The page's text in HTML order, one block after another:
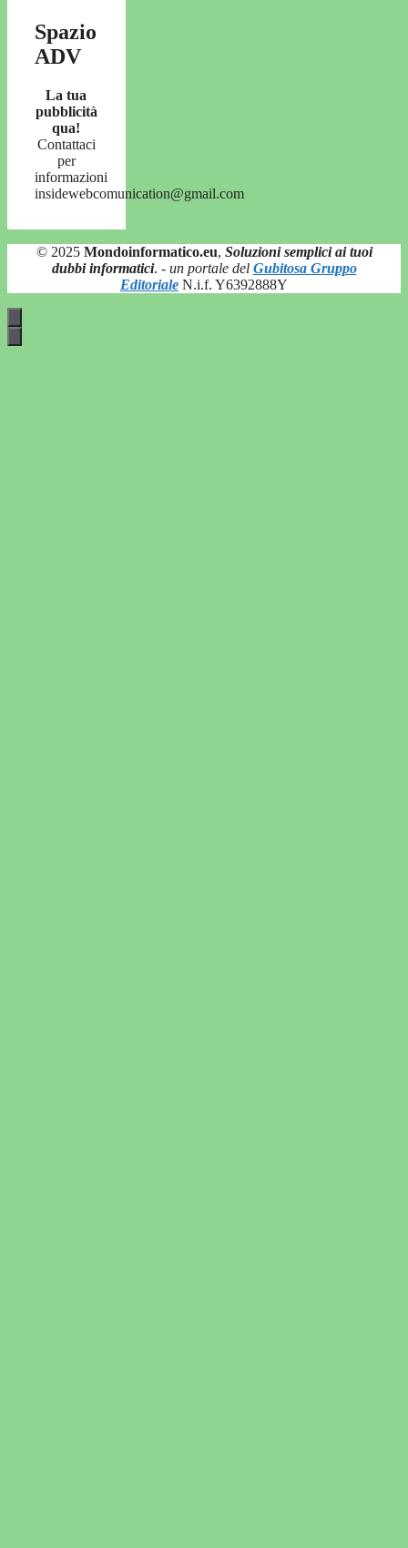
Spazio
ADV
La tua
pubblicità
qua!
Contattaci
per
informazioni
insidewebcomunication@gmail.com
© 2025 Mondoinformatico.eu, Soluzioni semplici ai tuoi
dubbi informatici. - un portale del Gubitosa Gruppo
Editoriale N.i.f. Y6392888Y